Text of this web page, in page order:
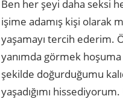
Ben her şeyi daha seksi
işime adamış kişi olarak
yaşamayı tercih ederim.
yanımda görmek
şekilde doğurduğumu
yaşadığımı